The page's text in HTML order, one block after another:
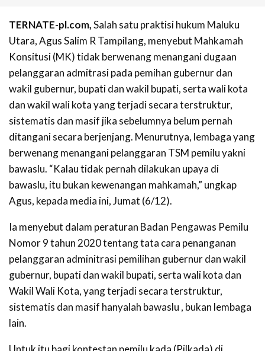
TERNATE-pl.com,Salah satu praktisi hukum Maluku
Utara, Agus Salim R Tampilang, menyebut Mahkamah
Konsitusi (MK) tidak berwenang menangani dugaan
pelanggaran admitrasi pada pemihan gubernur dan
wakil gubernur, bupati dan wakil bupati, serta wali kota
dan wakil wali kota yang terjadi secara terstruktur,
sistematis dan masif jika sebelumnya belum pernah
ditangani secara berjenjang. Menurutnya, lembaga yang
berwenang menangani pelanggaran TSM pemilu yakni
bawaslu. “Kalau tidak pernah dilakukan upaya di
bawaslu, itu bukan kewenangan mahkamah,” ungkap
Agus, kepada media ini, Jumat (6/12).
Ia menyebut dalam peraturan Badan Pengawas Pemilu
Nomor 9 tahun 2020 tentang tata cara penanganan
pelanggaran adminitrasi pemilihan gubernur dan wakil
gubernur, bupati dan wakil bupati, serta wali kota dan
Wakil Wali Kota, yang terjadi secara terstruktur,
sistematis dan masif hanyalah bawaslu , bukan lembaga
lain.